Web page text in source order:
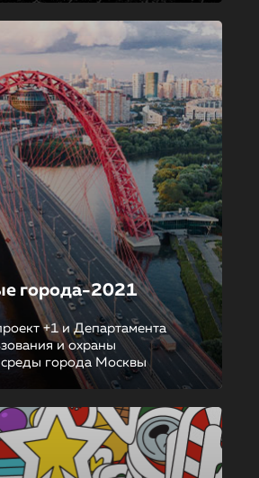
города-2021
+1 и Департамента
и охраны
города Москвы